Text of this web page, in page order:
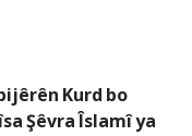
Kurd bo
Şêvra Îslamî ya